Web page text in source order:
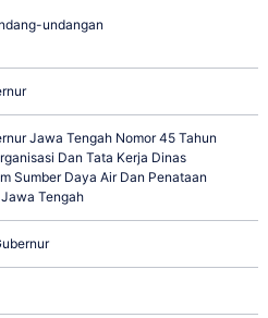
undangan
Jawa Tengah Nomor 45 Tahun
Dan Tata Kerja Dinas
Sumber Daya Air Dan Penataan
Tengah